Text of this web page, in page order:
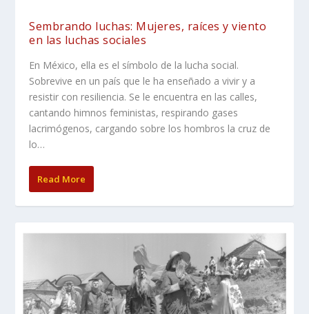
Sembrando luchas: Mujeres, raíces y viento
en las luchas sociales
En México, ella es el símbolo de la lucha social.
Sobrevive en un país que le ha enseñado a vivir y a
resistir con resiliencia. Se le encuentra en las calles,
cantando himnos feministas, respirando gases
lacrimógenos, cargando sobre los hombros la cruz de
lo…
Read More